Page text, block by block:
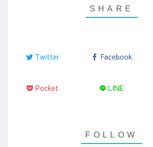
Twitter Facebook
Pocket LINE